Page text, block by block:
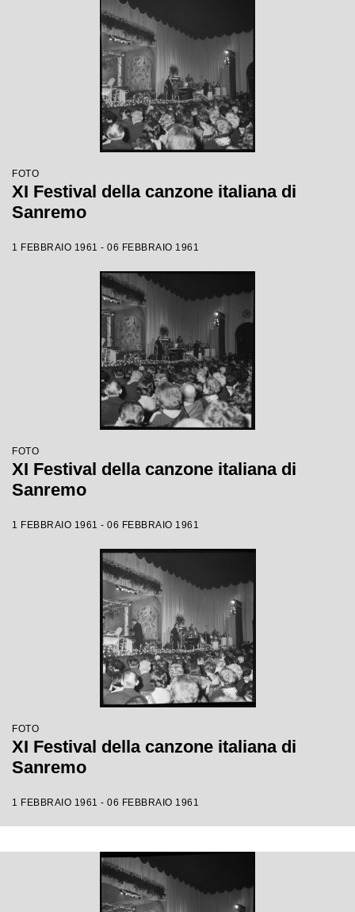
FOTO
XI Festival della canzone italiana di
Sanremo
1 FEBBRAIO 1961 - 06 FEBBRAIO 1961
FOTO
XI Festival della canzone italiana di
Sanremo
1 FEBBRAIO 1961 - 06 FEBBRAIO 1961
FOTO
XI Festival della canzone italiana di
Sanremo
1 FEBBRAIO 1961 - 06 FEBBRAIO 1961